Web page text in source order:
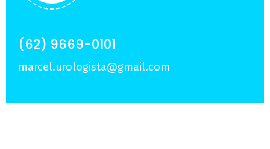
(62) 9669-0101
marcel.urologista@gmail.com